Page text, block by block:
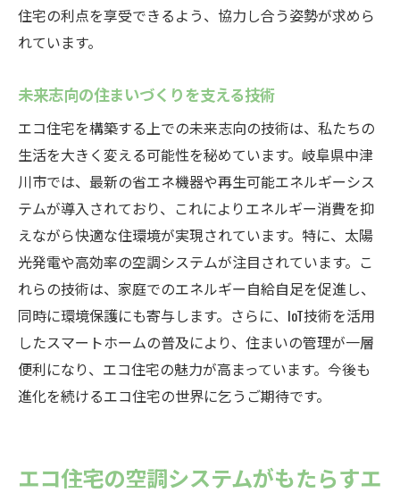
住宅の利点を享受できるよう、協力し合う姿勢が求めら
れています。
未来志向の住まいづくりを支える技術
エコ住宅を構築する上での未来志向の技術は、私たちの
生活を大きく変える可能性を秘めています。岐阜県中津
川市では、最新の省エネ機器や再生可能エネルギーシス
テムが導入されており、これによりエネルギー消費を抑
えながら快適な住環境が実現されています。特に、太陽
光発電や高効率の空調システムが注目されています。こ
れらの技術は、家庭でのエネルギー自給自足を促進し、
同時に環境保護にも寄与します。さらに、IoT技術を活用
したスマートホームの普及により、住まいの管理が一層
便利になり、エコ住宅の魅力が高まっています。今後も
進化を続けるエコ住宅の世界に乞うご期待です。
エコ住宅の空調システムがもたらすエ